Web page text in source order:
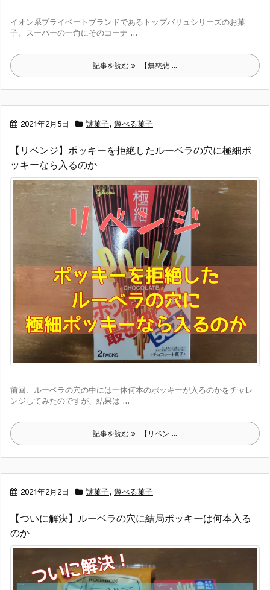
イオン系プライベートブランドであるトップバリュシリーズのお菓
子。スーパーの一角にそのコーナ ...
記事を読む 【無慈悲 ...
2021年2月5日 謎菓子, 遊べる菓子
【リベンジ】ポッキーを拒絶したルーベラの穴に極細ポ
ッキーなら入るのか
前回、ルーベラの穴の中には一体何本のポッキーが入るのかをチャレ
ンジしてみたのですが、結果は ...
記事を読む 【リベン ...
2021年2月2日 謎菓子, 遊べる菓子
【ついに解決】ルーベラの穴に結局ポッキーは何本入る
のか